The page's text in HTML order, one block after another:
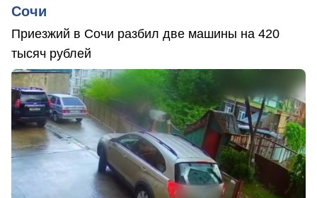
Сочи
Приезжий в Сочи разбил две машины на 420
тысяч рублей